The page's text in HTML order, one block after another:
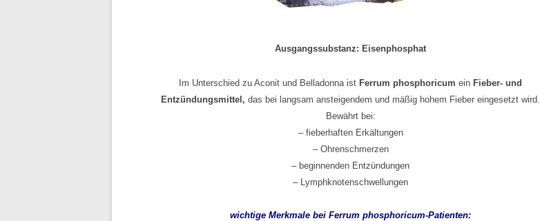
Ausgangssubstanz: Eisenphosphat
Im Unterschied zu Aconit und Belladonna ist Ferrum phosphoricum ein Fieber- und
Entzündungsmittel, das bei langsam ansteigendem und mäßig hohem Fieber eingesetzt wird.
Bewährt bei:
– fieberhaften Erkältungen
– Ohrenschmerzen
– beginnenden Entzündungen
– Lymphknotenschwellungen
wichtige Merkmale bei Ferrum phosphoricum-Patienten: